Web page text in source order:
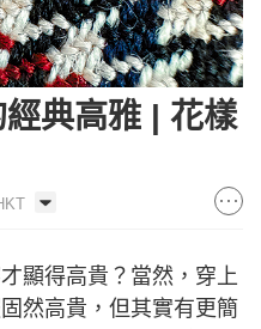
典高雅 | 花樣
得高貴？當然，穿上
然高貴，但其實有更簡